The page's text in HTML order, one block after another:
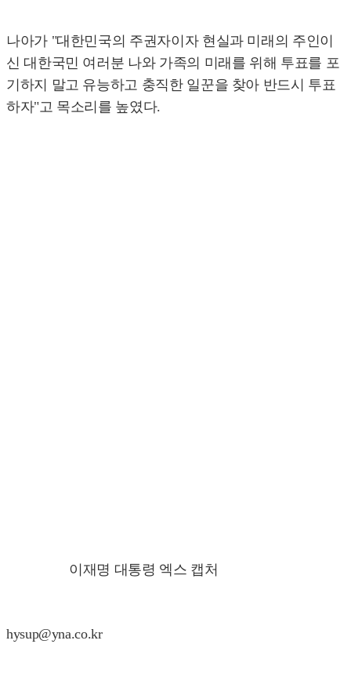
나아가 "대한민국의 주권자이자 현실과 미래의 주인이
신 대한국민 여러분 나와 가족의 미래를 위해 투표를 포
기하지 말고 유능하고 충직한 일꾼을 찾아 반드시 투표
하자"고 목소리를 높였다.
이재명 대통령 엑스 캡처
hysup@yna.co.kr